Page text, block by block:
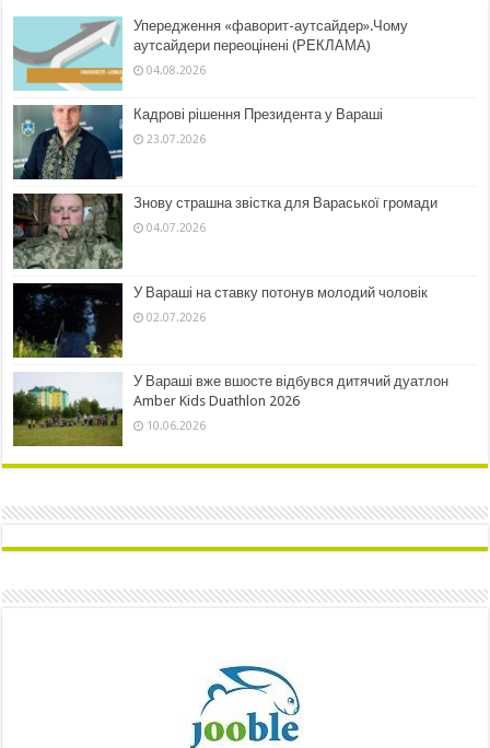
Упередження «фаворит-аутсайдер».Чому
аутсайдери переоцінені (РЕКЛАМА)
04.08.2026
Кадрові рішення Президента у Вараші
23.07.2026
Знову страшна звістка для Вараської громади
04.07.2026
У Вараші на ставку потонув молодий чоловік
02.07.2026
У Вараші вже вшосте відбувся дитячий дуатлон
Amber Kids Duathlon 2026
10.06.2026